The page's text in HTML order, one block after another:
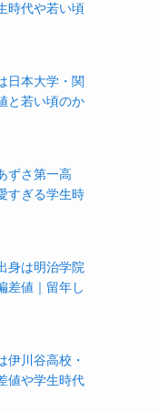
時代や若い頃
日本大学・関
と若い頃のか
ずさ第一高
すぎる学生時
身は明治学院
差値｜留年し
伊川谷高校・
値や学生時代